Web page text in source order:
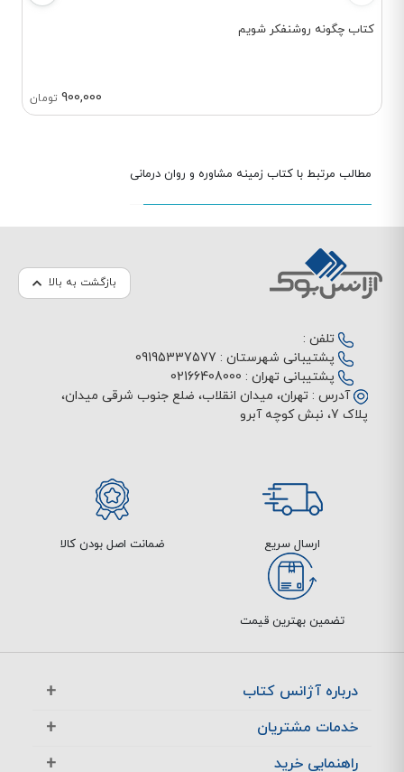
کتاب چگونه روشنفکر شویم
900,000 تومان
مطالب مرتبط با کتاب زمینه مشاوره و روان درمانی
بازگشت به بالا
تلفن :
پشتیبانی شهرستان : 09195337577
پشتیبانی تهران : 02166408000
آدرس : تهران، میدان انقلاب، ضلع جنوب شرقی میدان،
پلاک 7، نبش کوچه آبرو
ارسال سریع ضمانت اصل بودن کالا
تضمین بهترین قیمت
درباره آژانس کتاب
آژانس بوک در یک نگاه
خدمات مشتریان
راهنمایی خرید